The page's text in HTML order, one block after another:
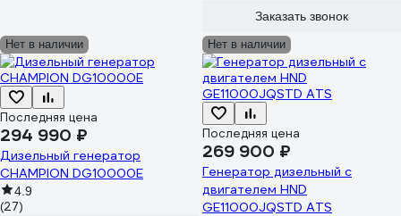
Заказать звонок
Нет в наличии
Последняя цена
294 990 ₽
Дизельный генератор
CHAMPION DG10000E
4.9
(27)
Нет в наличии
Последняя цена
269 900 ₽
Генератор дизельный с
двигателем HND
GE11000JQSTD ATS